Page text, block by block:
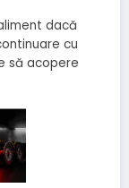
dacă
cu
să acopere